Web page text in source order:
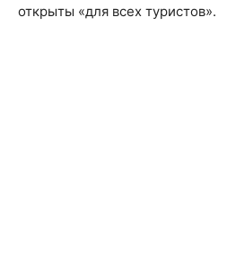
открыты «для всех туристов».